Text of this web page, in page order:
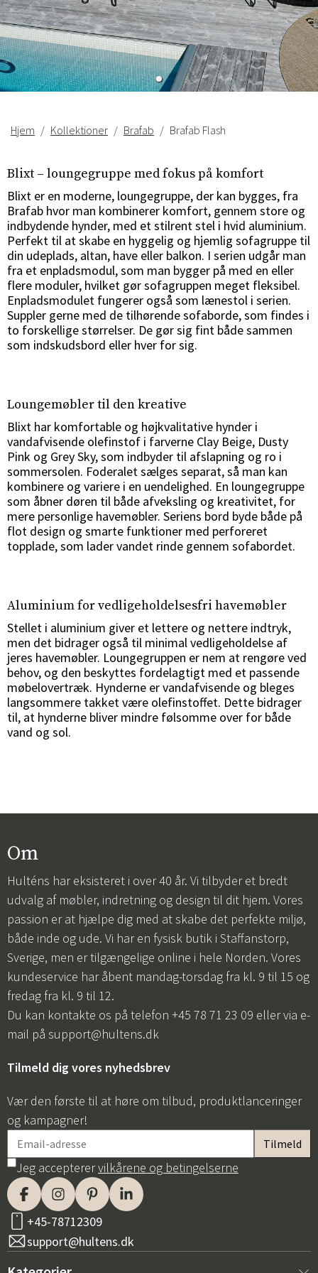
Sverige
Danmark
Norge
Suomi
Hjem Kollektioner Brafab Brafab Flash
Blixt – loungegruppe med fokus på komfort
Blixt er en moderne, loungegruppe, der kan bygges, fra
Brafab hvor man kombinerer komfort, gennem store og
indbydende hynder, med et stilrent stel i hvid aluminium.
Perfekt til at skabe en hyggelig og hjemlig sofagruppe til
din udeplads, altan, have eller balkon. I serien udgår man
fra et enpladsmodul, som man bygger på med en eller
flere moduler, hvilket gør sofagruppen meget fleksibel.
Enpladsmodulet fungerer også som lænestol i serien.
Suppler gerne med de tilhørende sofaborde, som findes i
to forskellige størrelser. De gør sig fint både sammen
som indskudsbord eller hver for sig.
Loungemøbler til den kreative
Blixt har komfortable og højkvalitative hynder i
vandafvisende olefinstof i farverne Clay Beige, Dusty
Pink og Grey Sky, som indbyder til afslapning og ro i
sommersolen. Foderalet sælges separat, så man kan
kombinere og variere i en uendelighed. En loungegruppe
som åbner døren til både afveksling og kreativitet, for
mere personlige havemøbler. Seriens bord byde både på
flot design og smarte funktioner med perforeret
topplade, som lader vandet rinde gennem sofabordet.
Aluminium for vedligeholdelsesfri havemøbler
Stellet i aluminium giver et lettere og nettere indtryk,
men det bidrager også til minimal vedligeholdelse af
jeres havemøbler. Loungegruppen er nem at rengøre ved
behov, og den beskyttes fordelagtigt med et passende
møbelovertræk. Hynderne er vandafvisende og bleges
langsommere takket være olefinstoffet. Dette bidrager
til, at hynderne bliver mindre følsomme over for både
vand og sol.
Om
Hulténs har eksisteret i over 40 år. Vi tilbyder et bredt
udvalg af møbler, indretning og design til dit hjem. Vores
passion er at hjælpe dig med at skabe det perfekte miljø,
både inde og ude. Vi har en fysisk butik i Staffanstorp,
Sverige, men er tilgængelige online i hele Norden. Vores
kundeservice har åbent mandag-torsdag fra kl. 9 til 15 og
fredag fra kl. 9 til 12.
Du kan kontakte os på telefon +45 78 71 23 09 eller via e-
mail på support@hultens.dk
Tilmeld dig vores nyhedsbrev
Vær den første til at høre om tilbud, produktlanceringer
og kampagner!
Jeg accepterervilkårene og betingelserne
+45-78712309
support@hultens.dk